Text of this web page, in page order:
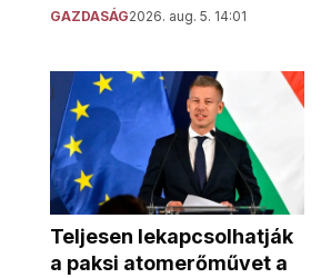
GAZDASÁG2026. aug. 5. 14:01
Teljesen lekapcsolhatják
a paksi atomerőművet a